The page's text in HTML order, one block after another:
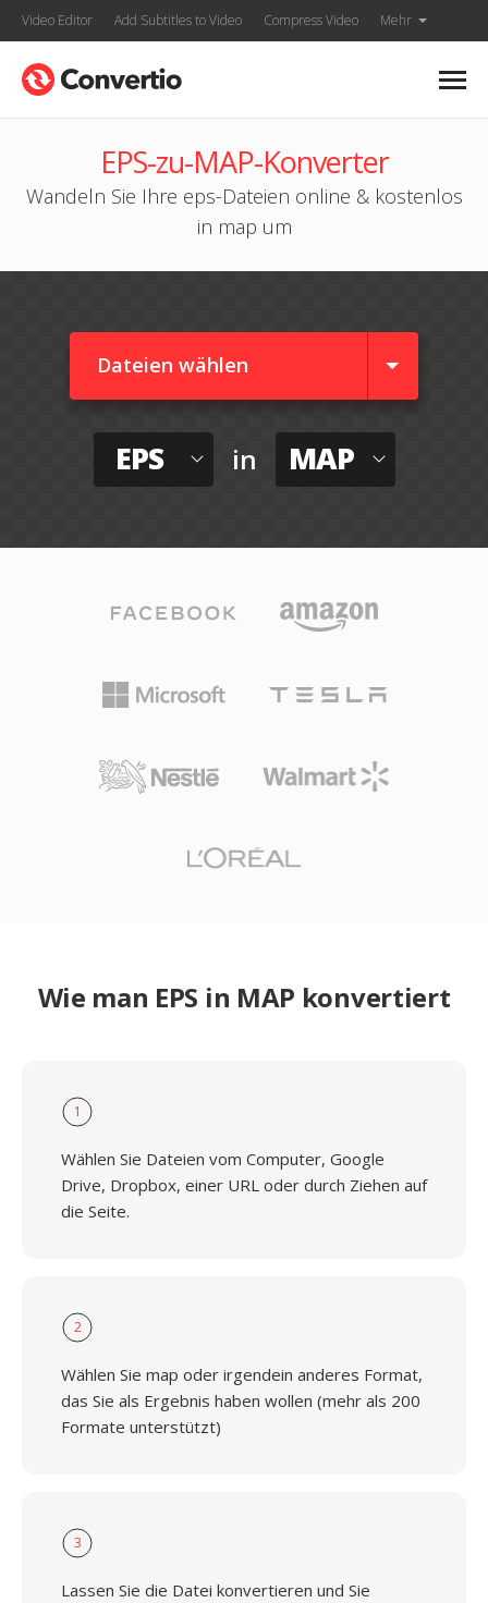
Video Editor Add Subtitles to Video Compress Video Mehr
EPS-zu-MAP-Konverter
Wandeln Sie Ihre eps-Dateien online & kostenlos
in map um
Dateien wählen
EPS in MAP
Wie man EPS in MAP konvertiert
1
Wählen Sie Dateien vom Computer, Google
Drive, Dropbox, einer URL oder durch Ziehen auf
die Seite.
2
Wählen Sie map oder irgendein anderes Format,
das Sie als Ergebnis haben wollen (mehr als 200
Formate unterstützt)
3
Lassen Sie die Datei konvertieren und Sie